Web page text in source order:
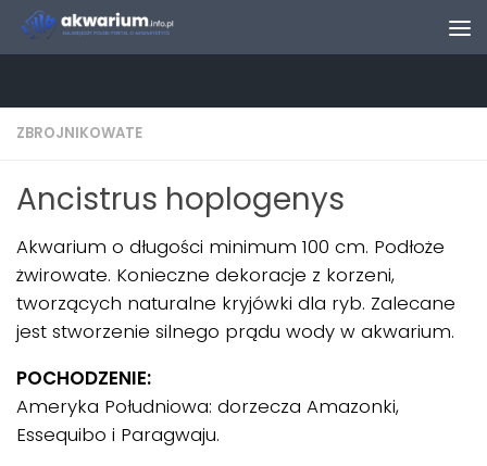
Skip to content
ZBROJNIKOWATE
Ancistrus hoplogenys
Akwarium o długości minimum 100 cm. Podłoże
żwirowate. Konieczne dekoracje z korzeni,
tworzących naturalne kryjówki dla ryb. Zalecane
jest stworzenie silnego prądu wody w akwarium.
POCHODZENIE:
Ameryka Południowa: dorzecza Amazonki,
Essequibo i Paragwaju.